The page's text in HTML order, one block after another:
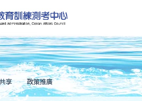
享 政策推廣